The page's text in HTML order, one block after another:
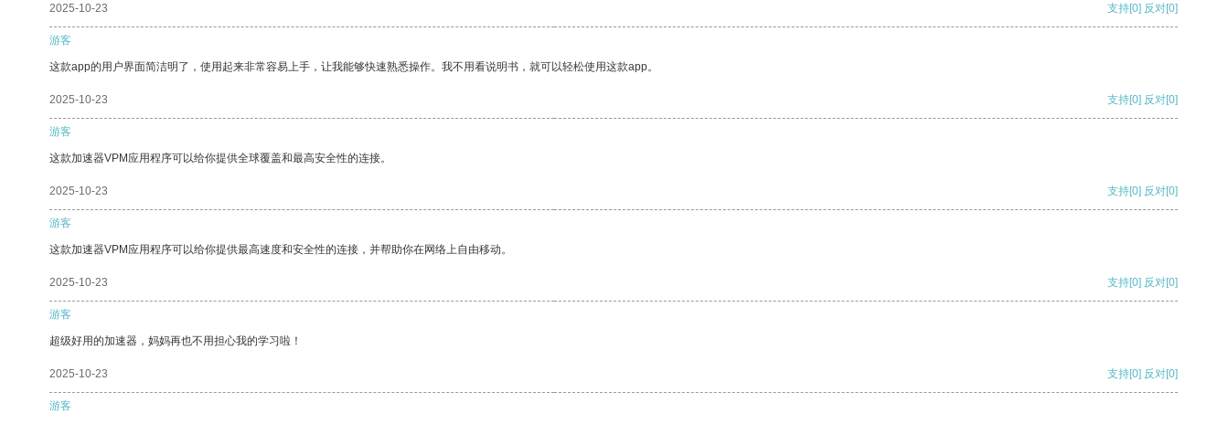
2025-10-23 支持[0] 反对[0]
游客
这款app的用户界面简洁明了，使用起来非常容易上手，让我能够快速熟悉操作。我不用看说明书，就可以轻松使用这款app。
2025-10-23 支持[0] 反对[0]
游客
这款加速器VPM应用程序可以给你提供全球覆盖和最高安全性的连接。
2025-10-23 支持[0] 反对[0]
游客
这款加速器VPM应用程序可以给你提供最高速度和安全性的连接，并帮助你在网络上自由移动。
2025-10-23 支持[0] 反对[0]
游客
超级好用的加速器，妈妈再也不用担心我的学习啦！
2025-10-23 支持[0] 反对[0]
游客